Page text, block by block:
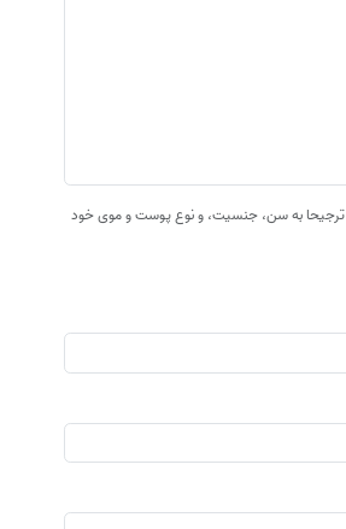
به سن، جنسیت، و نوع پوست و موی خود